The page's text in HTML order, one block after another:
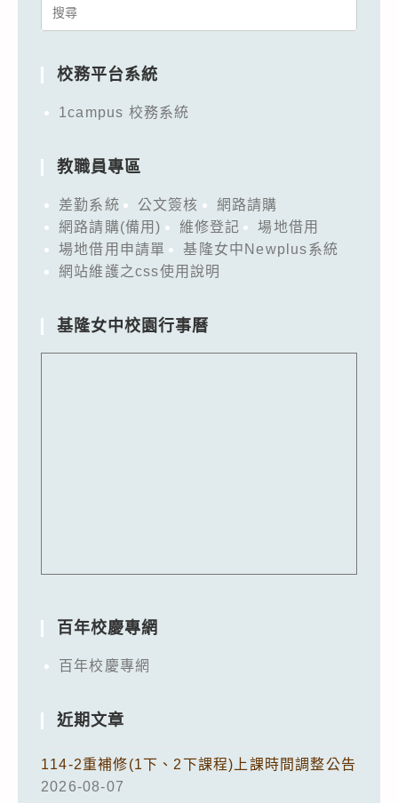
Search
校務平台系統
1campus 校務系統
教職員專區
差勤系統 公文簽核
網路請購
網路請購(備用)
維修登記
場地借用
場地借用申請單
基隆女中Newplus系統
網站維護之css使用說明
基隆女中校園行事曆
百年校慶專網
百年校慶專網
近期文章
114-2重補修(1下、2下課程)上課時間調整公告
2026-08-07